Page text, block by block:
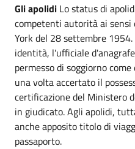
Gli apolidi Lo status di
competenti autorità ai sensi
York del 28 settembre
identità, l'ufficiale
permesso di soggiorno
una volta accertato il
certificazione del Ministero
in giudicato. Agli apolidi,
anche apposito titolo di
passaporto.